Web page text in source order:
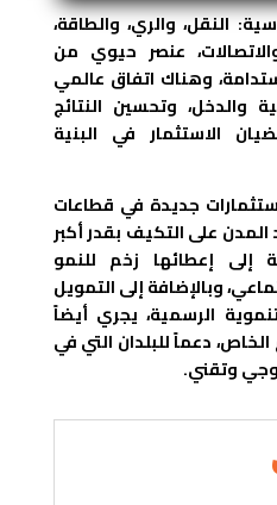
النقل، والري، والطاقة،
عنصر حيوي من
وهناك اتفاق عالمي
والدخل، وتحسين النتائج
الاستثمار في البنية
جديدة في قطاعات
المدن على التكيف بقدر أكبر
إلى إعطائها زخم للنمو
وبالإضافة إلى التمويل
الرسمية، يجري أيضاً
دعماً للبلدان التي في
وتقني.